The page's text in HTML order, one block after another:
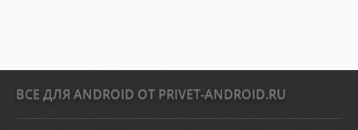
ВСЕ ДЛЯ ANDROID ОТ PRIVET-ANDROID.RU